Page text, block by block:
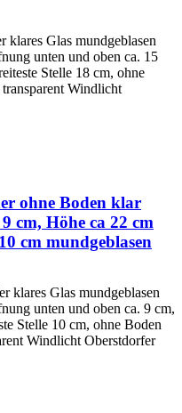
Glas mundgeblasen
unten und oben ca. 15
Stelle 18 cm, ohne
Windlicht
ohne Boden klar
cm, Höhe ca 22 cm
cm mundgeblasen
klares Glas mundgeblasen
unten und oben ca. 9 cm,
Stelle 10 cm, ohne Boden
Windlicht Oberstdorfer